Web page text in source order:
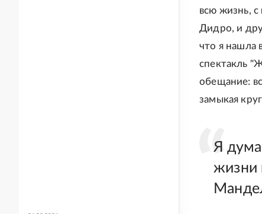
всю жизнь, с
Дидро, и
что я нашла
спектакль
обещание:
замыкая
Я
жизни